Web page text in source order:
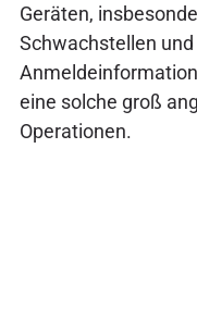
Geräten,
Schwachstellen
eine solche groß
Operationen.